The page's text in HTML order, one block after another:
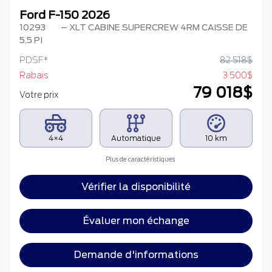
Ford F-150 2026
10293
– XLT CABINE SUPERCREW 4RM CAISSE DE
5,5 PI
PDSF* 82 518$
Rabais
3 500$
Votre prix
79 018$
4×4 Automatique 10 km
Plus de caractéristiques
Vérifier la disponibilité
Évaluer mon échange
Demande d'informations